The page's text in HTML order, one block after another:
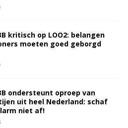
kritisch op LOO2: belangen
moeten goed geborgd
ondersteunt oproep van
uit heel Nederland: schaf
niet af!